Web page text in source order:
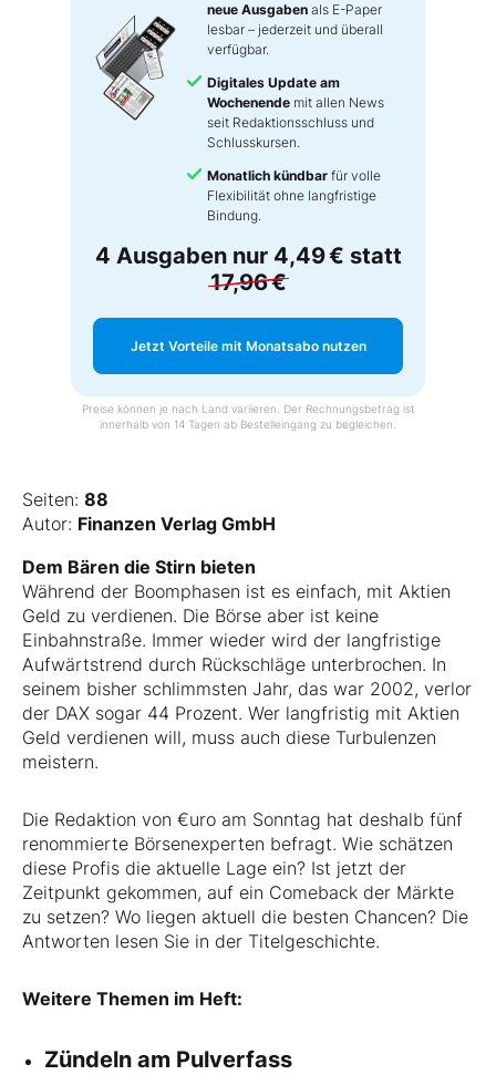
neue Ausgaben als E-Paper
lesbar – jederzeit und überall
verfügbar.
Digitales Update am
Wochenende mit allen News
seit Redaktionsschluss und
Schlusskursen.
Monatlich kündbar für volle
Flexibilität ohne langfristige
Bindung.
4 Ausgaben nur 4,49 € statt
17,96 €
Jetzt Vorteile mit Monatsabo nutzen
Preise können je nach Land variieren. Der Rechnungsbetrag ist
innerhalb von 14 Tagen ab Bestelleingang zu begleichen.
Seiten: 88
Autor: Finanzen Verlag GmbH
Dem Bären die Stirn bieten
Während der Boomphasen ist es einfach, mit Aktien
Geld zu verdienen. Die Börse aber ist keine
Einbahnstraße. Immer wieder wird der langfristige
Aufwärtstrend durch Rückschläge unterbrochen. In
seinem bisher schlimmsten Jahr, das war 2002, verlor
der DAX sogar 44 Prozent. Wer langfristig mit Aktien
Geld verdienen will, muss auch diese Turbulenzen
meistern.
Die Redaktion von €uro am Sonntag hat deshalb fünf
renommierte Börsenexperten befragt. Wie schätzen
diese Profis die aktuelle Lage ein? Ist jetzt der
Zeitpunkt gekommen, auf ein Comeback der Märkte
zu setzen? Wo liegen aktuell die besten Chancen? Die
Antworten lesen Sie in der Titelgeschichte.
Weitere Themen im Heft:
Zündeln am Pulverfass